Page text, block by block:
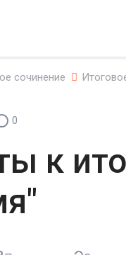
сочинение
0
к